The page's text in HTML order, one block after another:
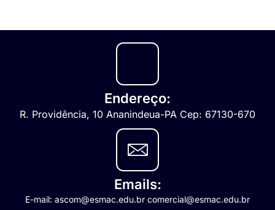
Endereço:
R. Providência, 10 Ananindeua-PA Cep: 67130-670
Emails:
E-mail: ascom@esmac.edu.br comercial@esmac.edu.br